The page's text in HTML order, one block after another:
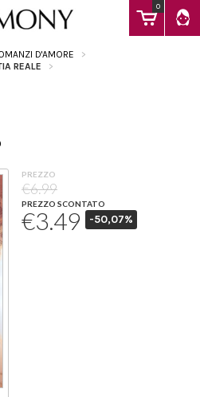
0
D'AMORE
REALE
PREZZO
€6.99
PREZZO SCONTATO
€3.49 -50,07%